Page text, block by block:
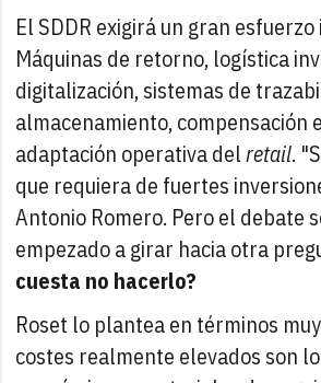
El SDDR exigirá un gran
Máquinas de retorno, logística
digitalización, sistemas de
almacenamiento, compensación
adaptación operativa delretail.
que requiera de fuertes
Antonio Romero. Pero el debate
empezado a girar hacia otra
cuesta no hacerlo?
Roset lo plantea en términos
costes realmente elevados son